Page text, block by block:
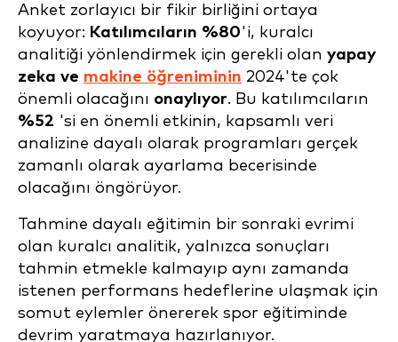
Anket zorlayıcı bir fikir birliğini ortaya
koyuyor: Katılımcıların %80'i, kuralcı
analitiği yönlendirmek için gerekli olan yapay
zeka ve makine öğreniminin 2024'te çok
önemli olacağını onaylıyor. Bu katılımcıların
%52 'si en önemli etkinin, kapsamlı veri
analizine dayalı olarak programları gerçek
zamanlı olarak ayarlama becerisinde
olacağını öngörüyor.
Tahmine dayalı eğitimin bir sonraki evrimi
olan kuralcı analitik, yalnızca sonuçları
tahmin etmekle kalmayıp aynı zamanda
istenen performans hedeflerine ulaşmak için
somut eylemler önererek spor eğitiminde
devrim yaratmaya hazırlanıyor.